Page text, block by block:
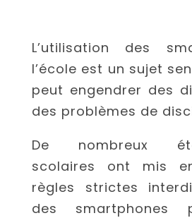
L’utilisation des
l’école est un sujet
peut engendrer des
des problèmes de
De nombreux
scolaires ont mis
règles strictes
des smartphones